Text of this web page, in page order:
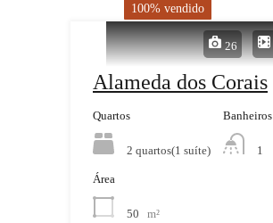
26
100% vendido
Alameda dos Corais
Quartos
2 quartos(1 suíte)
Banheiros
1
Área
50 m²